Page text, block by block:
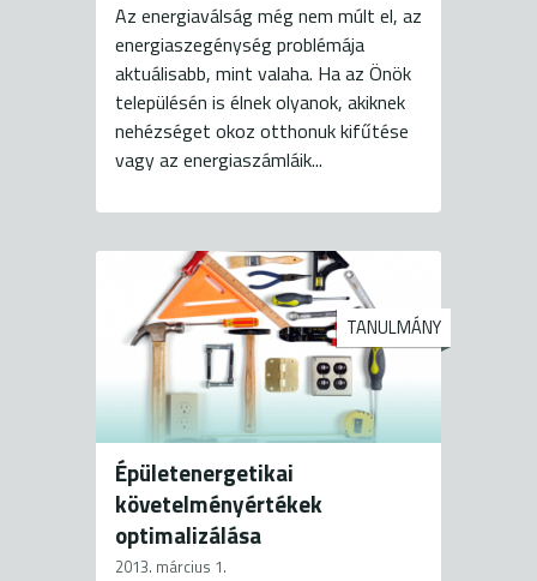
Az energiaválság még nem múlt el, az
energiaszegénység problémája
aktuálisabb, mint valaha. Ha az Önök
településén is élnek olyanok, akiknek
nehézséget okoz otthonuk kifűtése
vagy az energiaszámláik...
TANULMÁNY
Épületenergetikai
követelményértékek
optimalizálása
2013. március 1.